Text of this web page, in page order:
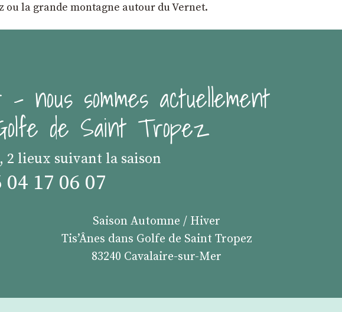
ou la grande montagne autour du Vernet.
nous sommes actuellement
de Saint Tropez
2 lieux suivant la saison
04 17 06 07
Saison Automne / Hiver
Tis’Ânes dans Golfe de Saint Tropez
83240 Cavalaire-sur-Mer